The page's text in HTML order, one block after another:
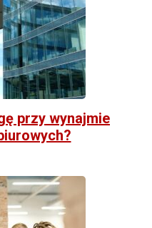
przy wynajmie